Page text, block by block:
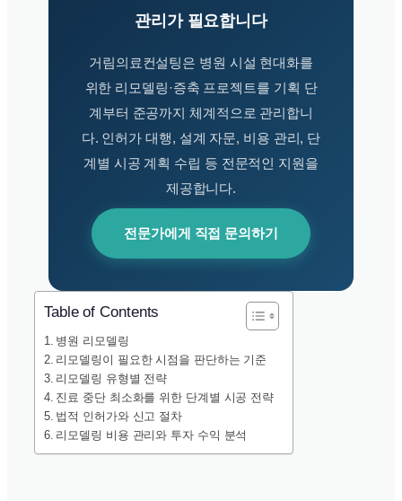
관리가 필요합니다
거림의료컨설팅은 병원 시설 현대화를
위한 리모델링·증축 프로젝트를 기획 단
계부터 준공까지 체계적으로 관리합니
다. 인허가 대행, 설계 자문, 비용 관리, 단
계별 시공 계획 수립 등 전문적인 지원을
제공합니다.
전문가에게 직접 문의하기
Table of Contents
병원 리모델링
리모델링이 필요한 시점을 판단하는 기준
리모델링 유형별 전략
진료 중단 최소화를 위한 단계별 시공 전략
법적 인허가와 신고 절차
리모델링 비용 관리와 투자 수익 분석